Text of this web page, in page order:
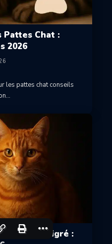
Pattes Chat :
2026
les pattes chat conseils
Roux Tigré :